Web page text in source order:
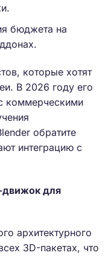
бюджета на
которые хотят
В 2026 году его
коммерческими
обратите
интеграцию с
движок для
архитектурного
3D-пакетах, что